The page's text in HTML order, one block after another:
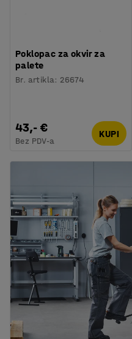
Poklopac za okvir za
palete
Br. artikla: 26674
43,- €
Bez PDV-a
KUPI